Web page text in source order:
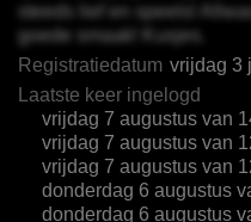
steeds lief en speels!
goede smaak! Kusjes.
Registratiedatum vrijdag 3
Laatste keer ingelogd
vrijdag 7 augustus van
vrijdag 7 augustus van
vrijdag 7 augustus van
donderdag 6 augustus
donderdag 6 augustus